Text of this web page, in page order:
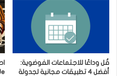
قُل وداعًا للاجتماعات الفوضوية:
أفضل 4 تطبيقات مجانية لجدولة